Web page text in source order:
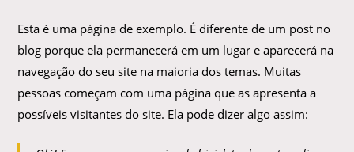
Esta é uma página de exemplo. É diferente de um post no
blog porque ela permanecerá em um lugar e aparecerá na
navegação do seu site na maioria dos temas. Muitas
pessoas começam com uma página que as apresenta a
possíveis visitantes do site. Ela pode dizer algo assim: